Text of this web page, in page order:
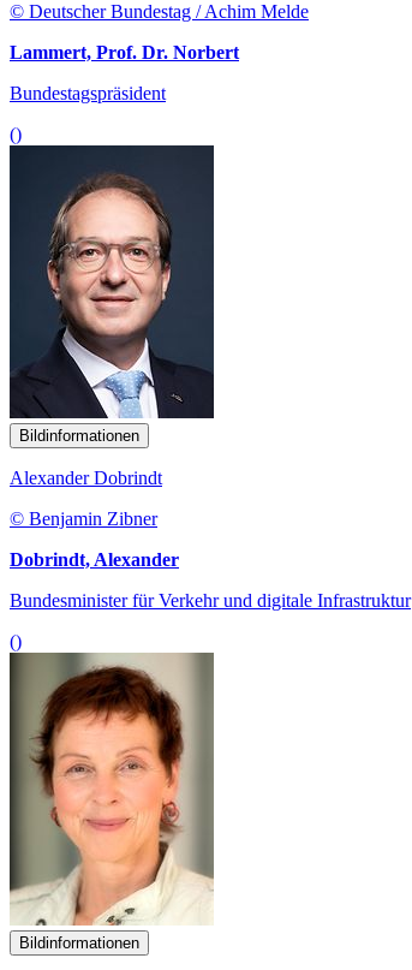
© Deutscher Bundestag / Achim Melde
Lammert, Prof. Dr. Norbert
Bundestagspräsident
()
Bildinformationen
Alexander Dobrindt
© Benjamin Zibner
Dobrindt, Alexander
Bundesminister für Verkehr und digitale Infrastruktur
()
Bildinformationen